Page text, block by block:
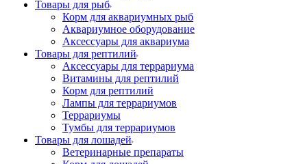
Товары для рыб
Корм для аквариумных рыб
Аквариумное оборудование
Аксессуары для аквариума
Товары для рептилий
Аксессуары для террариума
Витамины для рептилий
Корм для рептилий
Лампы для террариумов
Террариумы
Тумбы для террариумов
Товары для лошадей
Ветеринарные препараты